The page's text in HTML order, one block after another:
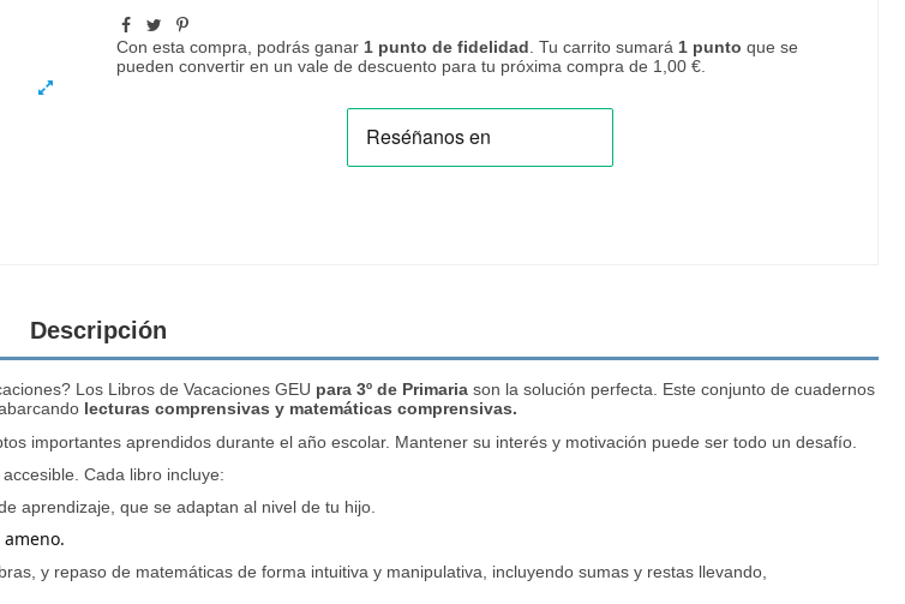
Con esta compra, podrás ganar 1punto de fidelidad . Tu carrito sumará 1punto que se
pueden convertir en un vale de descuento para tu próxima compra de 1,00 €.
Descripción
Los Libros de Vacaciones GEU para 3º de Primariason la solución perfecta. Este conjunto de cuadernos
lecturas comprensivas y matemáticas comprensivas.
importantes aprendidos durante el año escolar. Mantener su interés y motivación puede ser todo un desafío.
Cada libro incluye:
aprendizaje, que se adaptan al nivel de tu hijo.
y repaso de matemáticas de forma intuitiva y manipulativa, incluyendo sumas y restas llevando,